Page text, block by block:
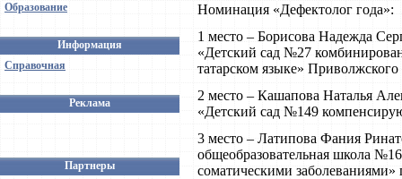
Образование
Информация
Справочная
Реклама
Партнеры
Номинация «Дефектолог года»:
1 место – Борисова Надежда
«Детский сад №27
татарском языке»
2 место – Кашапова Наталья
«Детский сад №149
3 место – Латипова Фания
общеобразовательная школа
соматическими заболеваниями»